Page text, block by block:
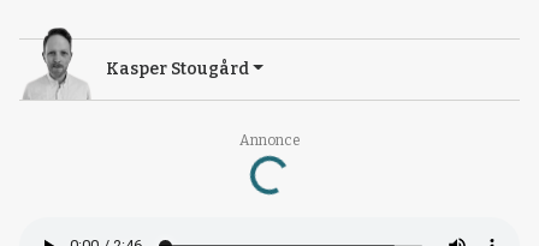
Annonce
Loading...
Kasper Stougård